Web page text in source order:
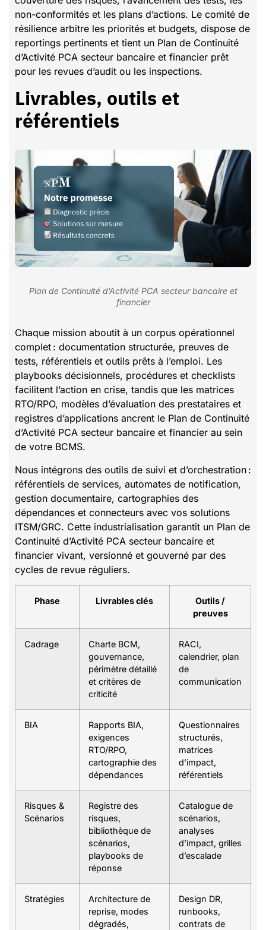
non-conformités et les plans d’actions. Le comité de
résilience arbitre les priorités et budgets, dispose de
reportings pertinents et tient un Plan de Continuité
d’Activité PCA secteur bancaire et financier prêt
pour les revues d’audit ou les inspections.
Livrables, outils et
référentiels
Plan de Continuité d’Activité PCA secteur bancaire et
financier
Chaque mission aboutit à un corpus opérationnel
complet : documentation structurée, preuves de
tests, référentiels et outils prêts à l’emploi. Les
playbooks décisionnels, procédures et checklists
facilitent l’action en crise, tandis que les matrices
RTO/RPO, modèles d’évaluation des prestataires et
registres d’applications ancrent le Plan de Continuité
d’Activité PCA secteur bancaire et financier au sein
de votre BCMS.
Nous intégrons des outils de suivi et d’orchestration :
référentiels de services, automates de notification,
gestion documentaire, cartographies des
dépendances et connecteurs avec vos solutions
ITSM/GRC. Cette industrialisation garantit un Plan de
Continuité d’Activité PCA secteur bancaire et
financier vivant, versionné et gouverné par des
cycles de revue réguliers.
Phase Livrables clés
Outils /
preuves
Cadrage
Charte BCM,
gouvernance,
périmètre détaillé
et critères de
criticité
RACI,
calendrier, plan
de
communication
BIA
Rapports BIA,
exigences
RTO/RPO,
cartographie des
dépendances
Questionnaires
structurés,
matrices
d’impact,
référentiels
Risques &
Scénarios
Registre des
risques,
bibliothèque de
scénarios,
playbooks de
réponse
Catalogue de
scénarios,
analyses
d’impact, grilles
d’escalade
Stratégies
Architecture de
reprise, modes
dégradés,
Design DR,
runbooks,
contrats de